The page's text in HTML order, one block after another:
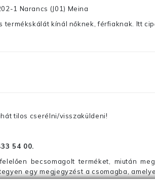
1 Narancs (J01) Meina
termékskálát kínál nőknek, férfiaknak. Itt
tilos cserélni/visszaküldeni!
54 00.
becsomagolt terméket, miután
egy megjegyzést a csomagba,